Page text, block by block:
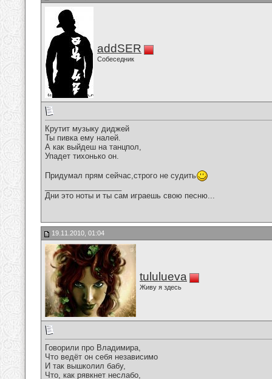
addSER
Собеседник
Крутит музыку диджей
Ты пивка ему налей.
А как выйдеш на танцпол,
Упадет тихонько он.
Придумал прям сейчас,строго не судить
Дни это ноты и ты сам играешь свою песню...
19.11.2010, 01:04
tululueva
Живу я здесь
Говорили про Владимира,
Что ведёт он себя независимо
И так вышколил бабу,
Что, как рявкнет неслабо,